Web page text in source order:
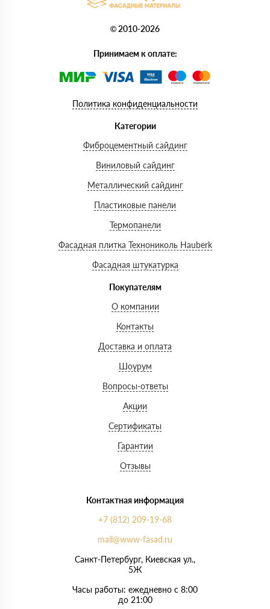
© 2010-2026
Принимаем к оплате:
Политика конфиденциальности
Категории
Фиброцементный сайдинг
Виниловый сайдинг
Металлический сайдинг
Пластиковые панели
Термопанели
Фасадная плитка Технониколь Hauberk
Фасадная штукатурка
Покупателям
О компании
Контакты
Доставка и оплата
Шоурум
Вопросы-ответы
Акции
Сертификаты
Гарантии
Отзывы
Контактная информация
+7 (812) 209-19-68
mail@www-fasad.ru
Санкт-Петербург, ​Киевская ул.,
5Ж
Часы работы: ежедневно с 8:00
до 21:00